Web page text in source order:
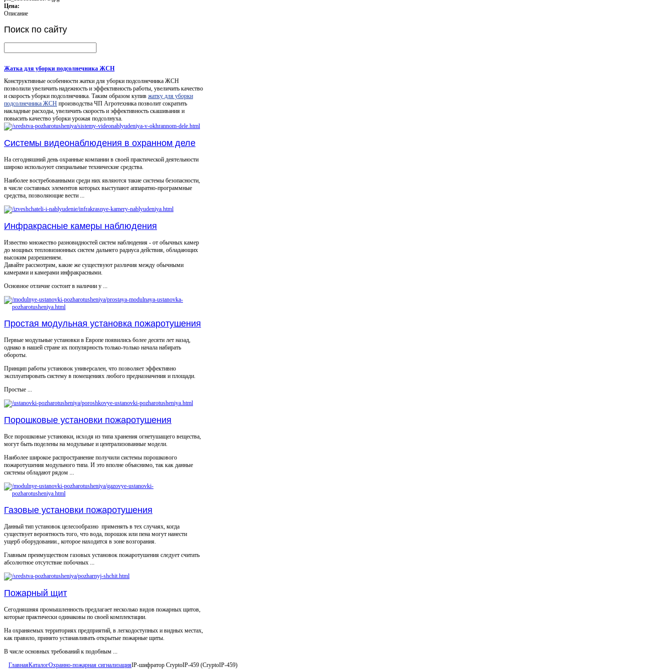
Цена:
Описание
Поиск по сайту
Жатка для уборки подсолнечника ЖСН
Конструктивные особенности жатки для уборки подсолнечника ЖСН
позволили увеличить надежность и эффективность работы, увеличить качество
и скорость уборки подсолнечника. Таким образом купив жатку для уборки
подсолнечника ЖСН производства ЧП Агротехника позволит сократить
накладные расходы, увеличить скорость и эффективность скашивания и
повысить качество уборки урожая подсолнуха.
Системы видеонаблюдения в охранном деле
На сегодняшний день охранные компании в своей практической деятельности
широко используют специальные технические средства.
Наиболее востребованными среди них являются такие системы безопасности,
в числе составных элементов которых выступают аппаратно-программные
средства, позволяющие вести ...
Инфракрасные камеры наблюдения
Известно множество разновидностей систем наблюдения - от обычных камер
до мощных тепловизионных систем дальнего радиуса действия, обладающих
высоким разрешением.
Давайте рассмотрим, какие же существуют различия между обычными
камерами и камерами инфракрасными.
Основное отличие состоит в наличии у ...
Простая модульная установка пожаротушения
Первые модульные установки в Европе появились более десяти лет назад,
однако в нашей стране их популярность только-только начала набирать
обороты.
Принцип работы установок универсален, что позволяет эффективно
эксплуатировать систему в помещениях любого предназначения и площади.
Простые ...
Порошковые установки пожаротушения
Все порошковые установки, исходя из типа хранения огнетушащего вещества,
могут быть поделены на модульные и централизованные модели.
Наиболее широкое распространение получили системы порошкового
пожаротушения модульного типа. И это вполне объяснимо, так как данные
системы обладают рядом ...
Газовые установки пожаротушения
Данный тип установок целесообразно применять в тех случаях, когда
существует вероятность того, что вода, порошок или пена могут нанести
ущерб оборудовании., которое находится в зоне возгорания.
Главным преимуществом газовых установок пожаротушения следует считать
абсолютное отсутствие побочных ...
Пожарный щит
Сегодняшняя промышленность предлагает несколько видов пожарных щитов,
которые практически одинаковы по своей комплектации.
На охраняемых территориях предприятий, в легкодоступных и видных местах,
как правило, принято устанавливать открытые пожарные щиты.
В числе основных требований к подобным ...
ГлавнаяКаталогОхранно-пожарная сигнализацияIP-шифратор CryptoIP-459 (CryptoIP-459)